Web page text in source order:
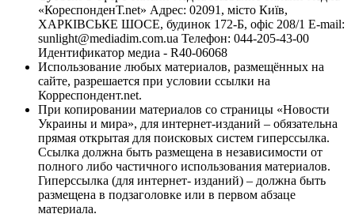
«КореспонденТ.net» Адрес: 02091, місто Київ,
ХАРКІВСЬКЕ ШОСЕ, будинок 172-Б, офіс 208/1 E-mail:
sunlight@mediadim.com.ua Телефон: 044-205-43-00
Идентификатор медиа - R40-06068
Использование любых материалов, размещённых на
сайте, разрешается при условии ссылки на
Корреспондент.net.
При копировании материалов со страницы «Новости
Украины и мира», для интернет-изданий – обязательна
прямая открытая для поисковых систем гиперссылка.
Ссылка должна быть размещена в независимости от
полного либо частичного использования материалов.
Гиперссылка (для интернет- изданий) – должна быть
размещена в подзаголовке или в первом абзаце
материала.